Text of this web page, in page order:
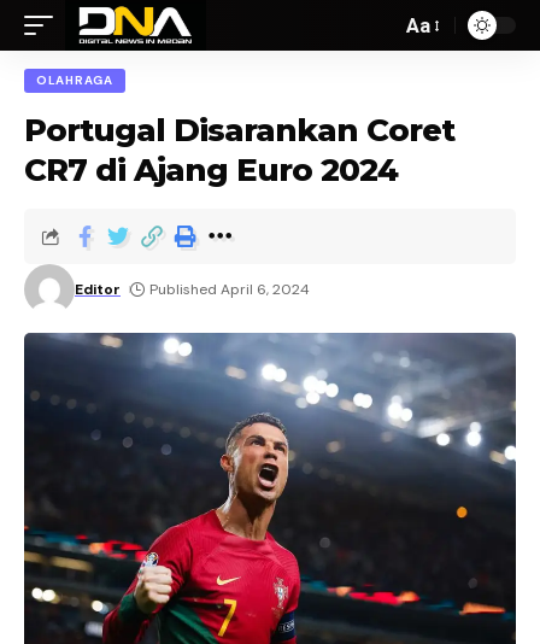
Aa
OLAHRAGA
Portugal Disarankan Coret
CR7 di Ajang Euro 2024
Editor Published April 6, 2024